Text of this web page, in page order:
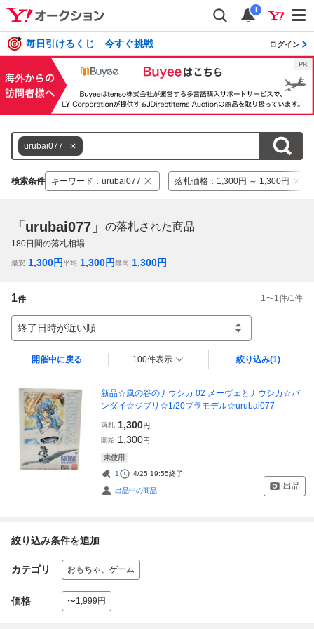
i
毎日引けるくじ 今すぐ挑戦 ログイン
urubai077
検索条件 キーワード ： urubai077 落札価格 ： 1,300円 ～ 1,300円
「urubai077」 の落札された商品
180日間の落札相場
最安 1,300円平均 1,300円最高 1,300円
1件 1 〜1 件/1 件
終了日時が近い順
開催中に戻る 100件表示 絞り込み(1)
新品☆風の谷のナウシカ 02 メーヴェとナウシカ☆バ
ンダイ☆ジブリ☆1/20プラモデル☆urubai077
落札 1,300円
開始 1,300円
未使用
1 4/25 19:55終了
出品中の商品 出品
絞り込み条件を追加
カテゴリ おもちゃ、ゲーム
価格 〜1,999円